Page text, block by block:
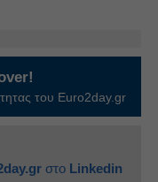
του Euro2day.gr
στο Linkedin